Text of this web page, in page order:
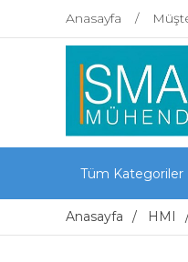
Anasayfa
Tüm Kategoriler
Anasayfa HMI